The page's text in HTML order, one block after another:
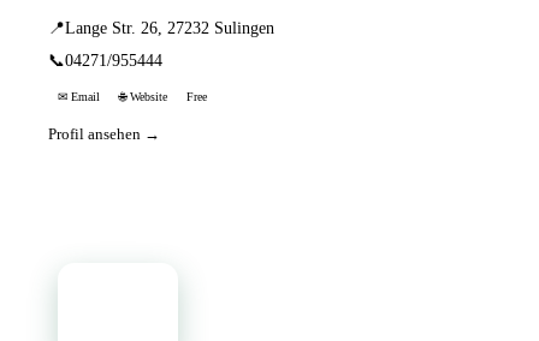
📍Lange Str. 26, 27232 Sulingen
📞04271/955444
✉ Email 🌐 Website Free
Profil ansehen →